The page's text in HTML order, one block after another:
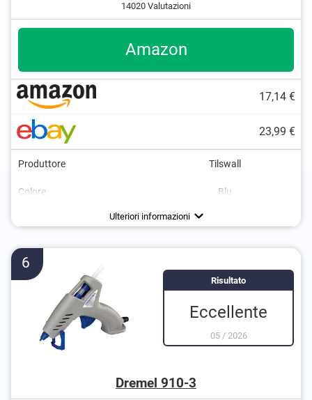
14020 Valutazioni
Amazon
17,14 €
23,99 €
Produttore Tilswall
Colore
Blu
Pratico grazie alle proprietà idrorepellenti
Ulteriori informazioni
6
Risultato
Eccellente
05/ 2026
Dremel 910-3